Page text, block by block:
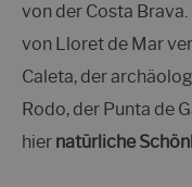
von der Costa
von Lloret de Mar
Caleta, der
Rodo, der Punta de
hier natürliche